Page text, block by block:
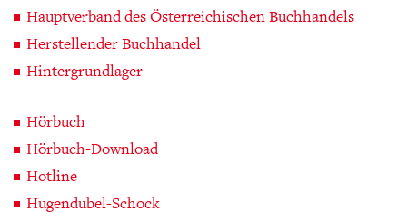
Hauptverband des Österreichischen Buchhandels
Herstellender Buchhandel
Hintergrundlager
Hörbuch
Hörbuch-Download
Hotline
Hugendubel-Schock